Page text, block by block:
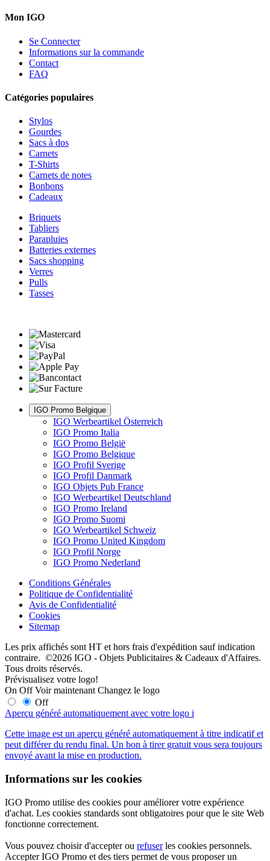
Mon IGO
Se Connecter
Informations sur la commande
Contact
FAQ
Catégories populaires
Stylos
Gourdes
Sacs à dos
Carnets
T-Shirts
Carnets de notes
Bonbons
Cadeaux
Briquets
Tabliers
Parapluies
Batteries externes
Sacs shopping
Verres
Pulls
Tasses
IGO Promo Belgique
IGO Werbeartikel Österreich
IGO Promo Italia
IGO Promo België
IGO Promo Belgique
IGO Profil Sverige
IGO Profil Danmark
IGO Objets Pub France
IGO Werbeartikel Deutschland
IGO Promo Ireland
IGO Promo Suomi
IGO Werbeartikel Schweiz
IGO Promo United Kingdom
IGO Profil Norge
IGO Promo Nederland
Conditions Générales
Politique de Confidentialité
Avis de Confidentialité
Cookies
Sitemap
Les prix affichés sont HT et hors frais d'expédition sauf indication
contraire. ©2026 IGO - Objets Publicitaires & Cadeaux d'Affaires.
Tous droits réservés.
Prévisualisez votre logo!
On Off Voir maintenant Changez le logo
Off
Aperçu généré automatiquement avec votre logo i
Cette image est un aperçu généré automatiquement à titre indicatif et
peut différer du rendu final. Un bon à tirer gratuit vous sera toujours
envoyé avant la mise en production.
Informations sur les cookies
IGO Promo utilise des cookies pour améliorer votre expérience
d'achat. Les cookies standards sont obligatoires pour que le site Web
fonctionne correctement.
Vous pouvez choisir d'accepter ou refuserles cookies personnels.
Accepter IGO Promo et des tiers permet de vous proposer un